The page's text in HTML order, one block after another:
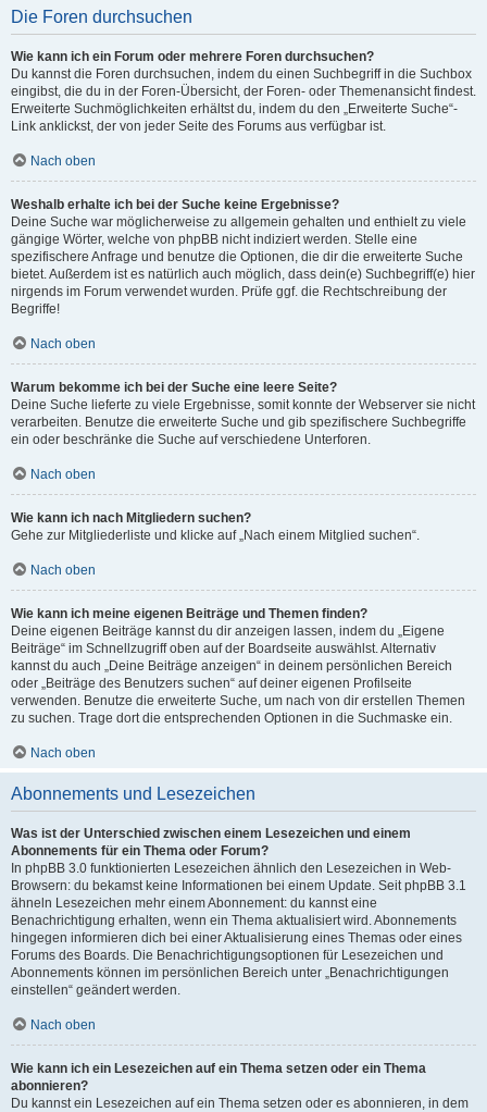
Die Foren durchsuchen
Wie kann ich ein Forum oder mehrere Foren durchsuchen?
Du kannst die Foren durchsuchen, indem du einen Suchbegriff in die Suchbox
eingibst, die du in der Foren-Übersicht, der Foren- oder Themenansicht findest.
Erweiterte Suchmöglichkeiten erhältst du, indem du den „Erweiterte Suche“-
Link anklickst, der von jeder Seite des Forums aus verfügbar ist.
Nach oben
Weshalb erhalte ich bei der Suche keine Ergebnisse?
Deine Suche war möglicherweise zu allgemein gehalten und enthielt zu viele
gängige Wörter, welche von phpBB nicht indiziert werden. Stelle eine
spezifischere Anfrage und benutze die Optionen, die dir die erweiterte Suche
bietet. Außerdem ist es natürlich auch möglich, dass dein(e) Suchbegriff(e) hier
nirgends im Forum verwendet wurden. Prüfe ggf. die Rechtschreibung der
Begriffe!
Nach oben
Warum bekomme ich bei der Suche eine leere Seite?
Deine Suche lieferte zu viele Ergebnisse, somit konnte der Webserver sie nicht
verarbeiten. Benutze die erweiterte Suche und gib spezifischere Suchbegriffe
ein oder beschränke die Suche auf verschiedene Unterforen.
Nach oben
Wie kann ich nach Mitgliedern suchen?
Gehe zur Mitgliederliste und klicke auf „Nach einem Mitglied suchen“.
Nach oben
Wie kann ich meine eigenen Beiträge und Themen finden?
Deine eigenen Beiträge kannst du dir anzeigen lassen, indem du „Eigene
Beiträge“ im Schnellzugriff oben auf der Boardseite auswählst. Alternativ
kannst du auch „Deine Beiträge anzeigen“ in deinem persönlichen Bereich
oder „Beiträge des Benutzers suchen“ auf deiner eigenen Profilseite
verwenden. Benutze die erweiterte Suche, um nach von dir erstellen Themen
zu suchen. Trage dort die entsprechenden Optionen in die Suchmaske ein.
Nach oben
Abonnements und Lesezeichen
Was ist der Unterschied zwischen einem Lesezeichen und einem
Abonnements für ein Thema oder Forum?
In phpBB 3.0 funktionierten Lesezeichen ähnlich den Lesezeichen in Web-
Browsern: du bekamst keine Informationen bei einem Update. Seit phpBB 3.1
ähneln Lesezeichen mehr einem Abonnement: du kannst eine
Benachrichtigung erhalten, wenn ein Thema aktualisiert wird. Abonnements
hingegen informieren dich bei einer Aktualisierung eines Themas oder eines
Forums des Boards. Die Benachrichtigungsoptionen für Lesezeichen und
Abonnements können im persönlichen Bereich unter „Benachrichtigungen
einstellen“ geändert werden.
Nach oben
Wie kann ich ein Lesezeichen auf ein Thema setzen oder ein Thema
abonnieren?
Du kannst ein Lesezeichen auf ein Thema setzen oder es abonnieren, in dem